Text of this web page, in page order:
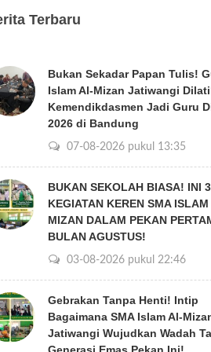
Terbaru
Bukan Sekadar Papan Tulis!
Islam Al-Mizan Jatiwangi
Kemendikdasmen Jadi Guru
2026 di Bandung
07-08-2026 pukul 13:35
BUKAN SEKOLAH BIASA! INI 3
KEGIATAN KEREN SMA
MIZAN DALAM PEKAN
BULAN AGUSTUS!
03-08-2026 pukul 22:46
Gebrakan Tanpa Henti! Intip
Bagaimana SMA Islam Al-
Jatiwangi Wujudkan Wadah